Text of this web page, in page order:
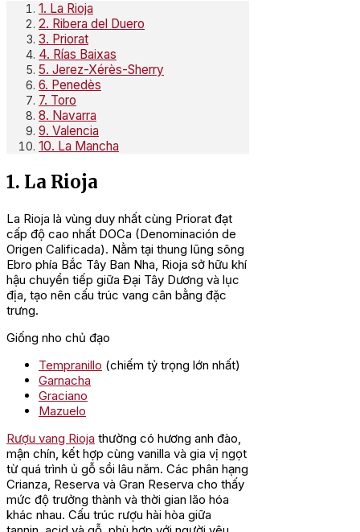
1. La Rioja
2. Ribera del Duero
3. Priorat
4. Rías Baixas
5. Jerez-Xérès-Sherry
6. Penedès
7. Toro
8. Navarra
9. Valencia
10. La Mancha
1. La Rioja
La Rioja là vùng duy nhất cùng Priorat đạt
cấp độ cao nhất DOCa (Denominación de
Origen Calificada). Nằm tại thung lũng sông
Ebro phía Bắc Tây Ban Nha, Rioja sở hữu khí
hậu chuyển tiếp giữa Đại Tây Dương và lục
địa, tạo nên cấu trúc vang cân bằng đặc
trưng.
Giống nho chủ đạo
Tempranillo (chiếm tỷ trọng lớn nhất)
Garnacha
Graciano
Mazuelo
Rượu vang Rioja thường có hương anh đào,
mận chín, kết hợp cùng vanilla và gia vị ngọt
từ quá trình ủ gỗ sồi lâu năm. Các phân hạng
Crianza, Reserva và Gran Reserva cho thấy
mức độ trưởng thành và thời gian lão hóa
khác nhau. Cấu trúc rượu hài hòa giữa